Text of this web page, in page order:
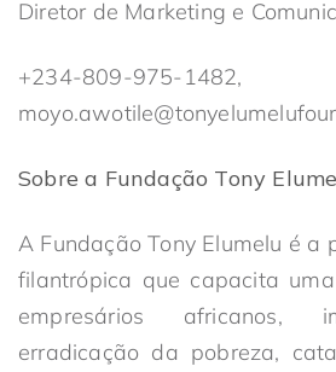
Diretor de Marketing e
+234-809-975-1482,
Sobre a Fundação Tony
A Fundação Tony Elumelu é a
filantrópica que capacita
empresários africanos,
erradicação da pobreza,